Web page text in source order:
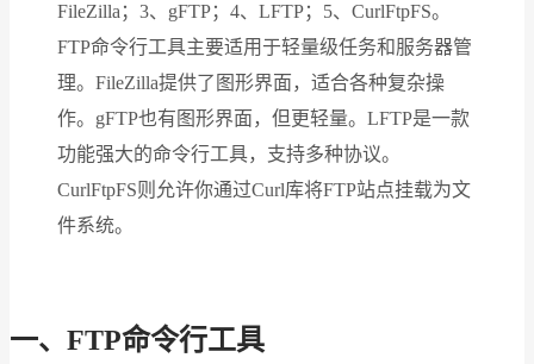
FileZilla；3、gFTP；4、LFTP；5、CurlFtpFS。
FTP命令行工具主要适用于轻量级任务和服务器管
理。FileZilla提供了图形界面，适合各种复杂操
作。gFTP也有图形界面，但更轻量。LFTP是一款
功能强大的命令行工具，支持多种协议。
CurlFtpFS则允许你通过Curl库将FTP站点挂载为文
件系统。
一、FTP命令行工具